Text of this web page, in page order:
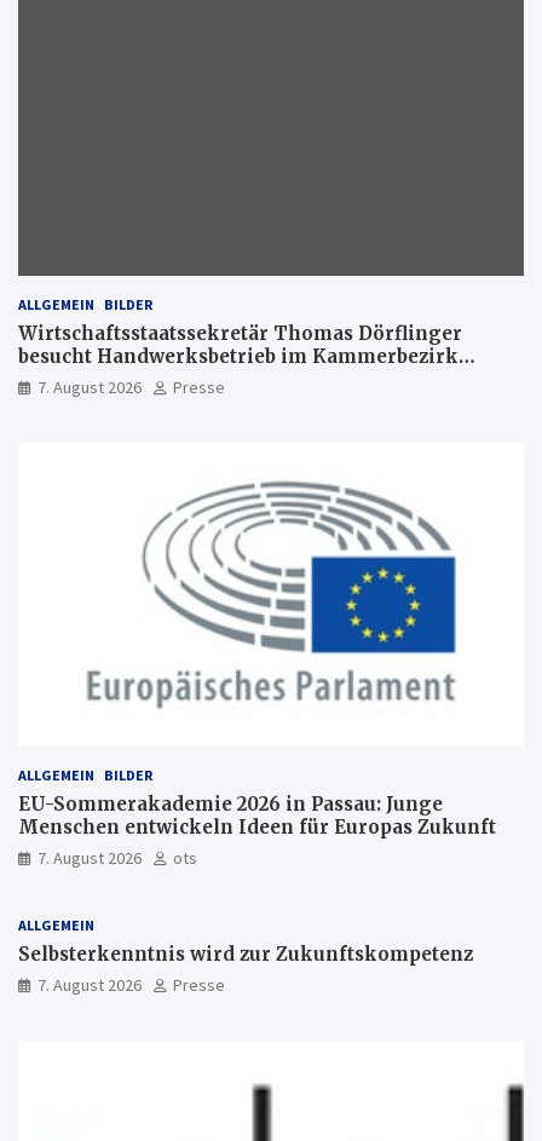
ALLGEMEIN BILDER
Wirtschaftsstaatssekretär Thomas Dörflinger
besucht Handwerksbetrieb im Kammerbezirk
Freiburg
7. August 2026 Presse
ALLGEMEIN BILDER
EU-Sommerakademie 2026 in Passau: Junge
Menschen entwickeln Ideen für Europas Zukunft
7. August 2026 ots
ALLGEMEIN
Selbsterkenntnis wird zur Zukunftskompetenz
7. August 2026 Presse